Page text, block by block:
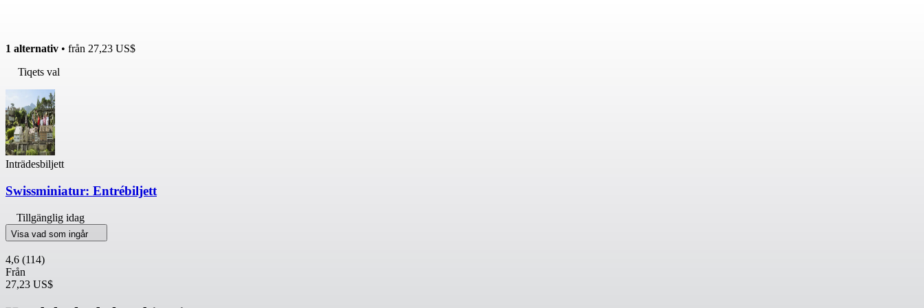
1 alternativ • från 27,23 US$
Tiqets val
Inträdesbiljett
Swissminiatur: Entrébiljett
Tillgänglig idag
Visa vad som ingår
4,6 (114)
Från
27,23 US$